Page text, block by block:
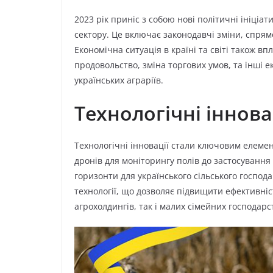
2023 рік приніс з собою нові політичні
сектору. Це включає законодавчі зміни,
Економічна ситуація в країні та світі також
продовольство, зміна торгових умов, та інші
українських аграріїв.
Технологічні
Технологічні інновації стали ключовим
дронів для моніторингу полів до
горизонти для українського сільського
технології, що дозволяє підвищити
агрохолдингів, так і малих сімейних